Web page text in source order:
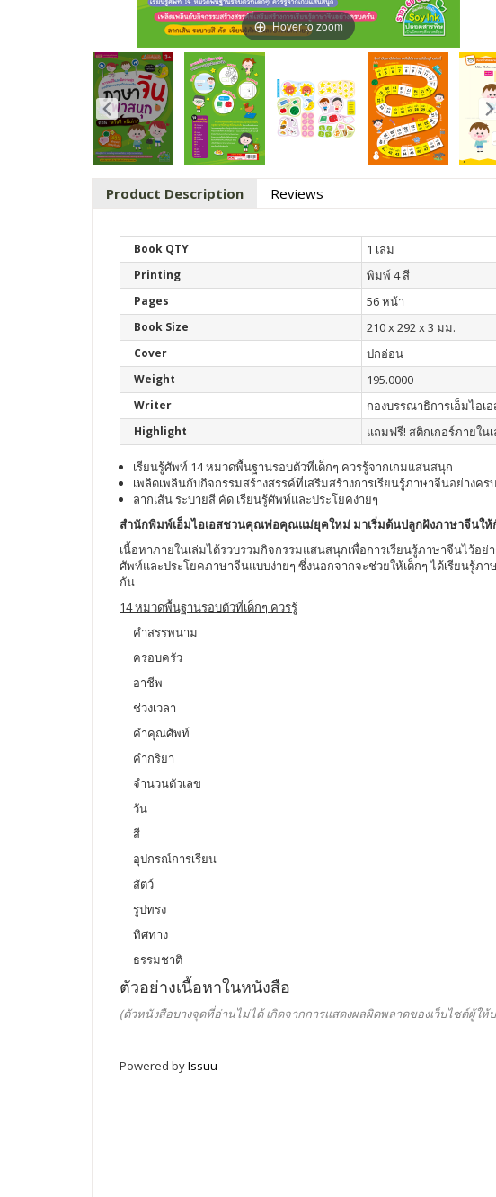
Hover to zoom
Product Description Reviews
Book QTY 1 เล่ม
Printing พิมพ์ 4 สี
Pages 56 หน้า
Book Size 210 x 292 x 3 มม.
Cover ปกอ่อน
Weight 195.0000
Writer กองบรรณาธิการเอ็มไอเ
Highlight แถมฟรี! สติกเกอร์ภายใน
เรียนรู้ศัพท์ 14 หมวดพื้นฐานรอบตัวที่เด็กๆ ควรรู้จากเกมแสนสนุก
เพลิดเพลินกับกิจกรรมสร้างสรรค์ที่เสริมสร้างการเรียนรู้ภาษาจีนอย่างคร
ลากเส้น ระบายสี คัด เรียนรู้ศัพท์และประโยคง่ายๆ
สำนักพิมพ์เอ็มไอเอสชวนคุณพ่อคุณแม่ยุคใหม่ มาเริ่มต้นปลูกฝังภาษาจีนให้
เนื้อหาภายในเล่มได้รวบรวมกิจกรรมแสนสนุกเพื่อการเรียนรู้ภาษาจีนไว้อ
ศัพท์และประโยคภาษาจีนแบบง่ายๆ ซึ่งนอกจากจะช่วยให้เด็กๆ ได้เรียนรู้
กัน
14 หมวดพื้นฐานรอบตัวที่เด็กๆ ควรรู้
คำสรรพนาม
ครอบครัว
อาชีพ
ช่วงเวลา
คำคุณศัพท์
คำกริยา
จำนวนตัวเลข
วัน
สี
อุปกรณ์การเรียน
สัตว์
รูปทรง
ทิศทาง
ธรรมชาติ
ตัวอย่างเนื้อหาในหนังสือ
(ตัวหนังสือบางจุดที่อ่านไม่ได้ เกิดจากการแสดงผลผิดพลาดของเว็บไซต์ผู้ให้
Powered byIssuu